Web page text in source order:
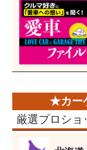
厳選プロショ